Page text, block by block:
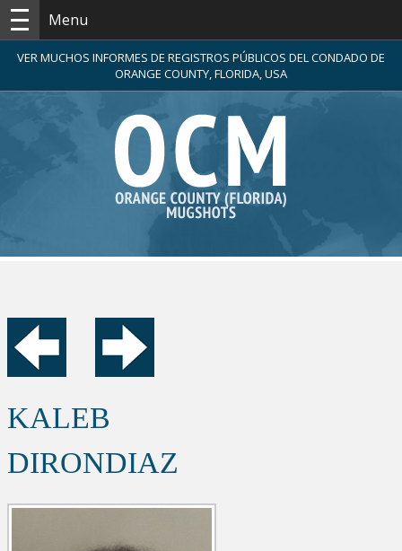
Menu
VER MUCHOS INFORMES DE REGISTROS PÚBLICOS DEL CONDADO DE
ORANGE COUNTY, FLORIDA, USA
KALEB
DIRONDIAZ